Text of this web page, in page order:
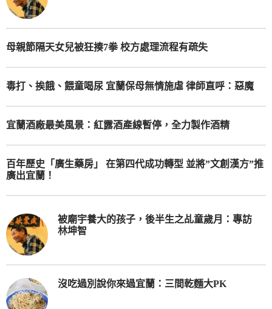
母親節隔天女兒被狂揍7拳 校方處理流程有疏失
毒打、挨餓、餵童喝尿 宜蘭保母無情施虐 律師直呼：惡魔
宜蘭酒廠最美風景：紅露酒產線暫停，全力製作酒精
百年歷史「廣生藥房」 在第四代成功轉型 並將”文創漢方”推
廣出宜蘭！
被廟宇養大的孩子，後半生之乩童歲月：專訪
林坤智
沒吃過別說你來過宜蘭：三間乾麵大PK